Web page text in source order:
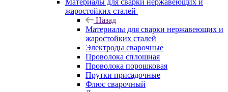
Материалы для сварки нержавеющих и
жаростойких сталей
Назад
Материалы для сварки нержавеющих и
жаростойких сталей
Электроды сварочные
Проволока сплошная
Проволока порошковая
Прутки присадочные
Флюс сварочный